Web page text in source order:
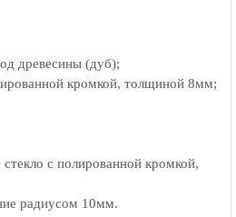
древесины (дуб);
кромкой, толщиной 8мм;
с полированной кромкой,
радиусом 10мм.